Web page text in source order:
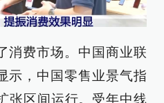
消费市场。中国商业联
示，中国零售业景气指
张区间运行。受年中线